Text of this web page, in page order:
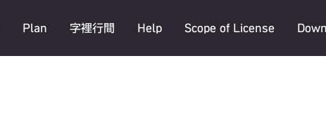
Plan 字裡行間 Help Scope of License